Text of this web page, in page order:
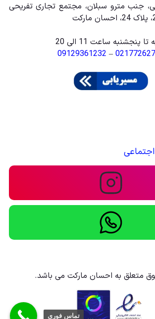
جنب مترو سبلان، مجتمع تجاری تفریحی
پنجشنبه ساعت 11 الی 20
–
09129361232
متعلق به احسان مارکت می باشد.
تماس فوری